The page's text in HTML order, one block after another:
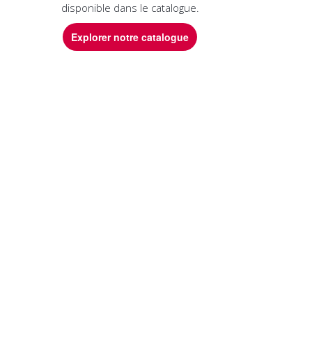
disponible dans le catalogue.
Explorer notre catalogue